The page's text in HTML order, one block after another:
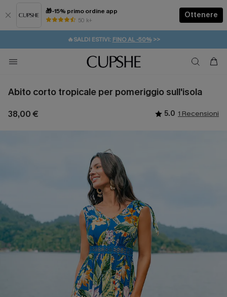
🎁-15% primo ordine app
50 k+
Ottenere
⚡️-15% SUGLI ESSENZIALI DA VACANZA | ACQUISTA
🔥SALDI ESTIVI: FINO AL -50%>>
🚚SPEDIZIONE GRATUITA DA 49€
💌REGALO PER I NUOVI: 20% DI SCONTO*
Abito corto tropicale per pomeriggio sull'isola
38,00 € 5.0 1 Recensioni